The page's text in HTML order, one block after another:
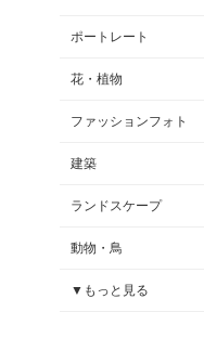
ポートレート
花・植物
ファッションフォト
建築
ランドスケープ
動物・鳥
▼もっと見る